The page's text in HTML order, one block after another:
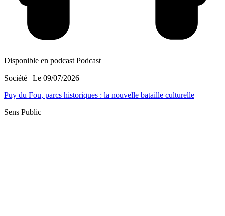
Disponible en podcast Podcast
Société | Le 09/07/2026
Puy du Fou, parcs historiques : la nouvelle bataille culturelle
Sens Public